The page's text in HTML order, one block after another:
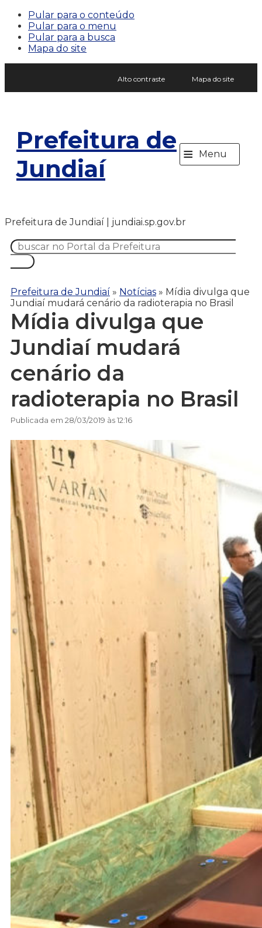
Pular para o conteúdo
Pular para o menu
Pular para a busca
Mapa do site
Alto contraste Mapa do site
Prefeitura de
Jundiaí
≡ Menu
Prefeitura de Jundiaí | jundiai.sp.gov.br
Prefeitura de Jundiaí » Notícias » Mídia divulga que
Jundiaí mudará cenário da radioterapia no Brasil
Mídia divulga que
Jundiaí mudará
cenário da
radioterapia no Brasil
Publicada em 28/03/2019 às 12:16